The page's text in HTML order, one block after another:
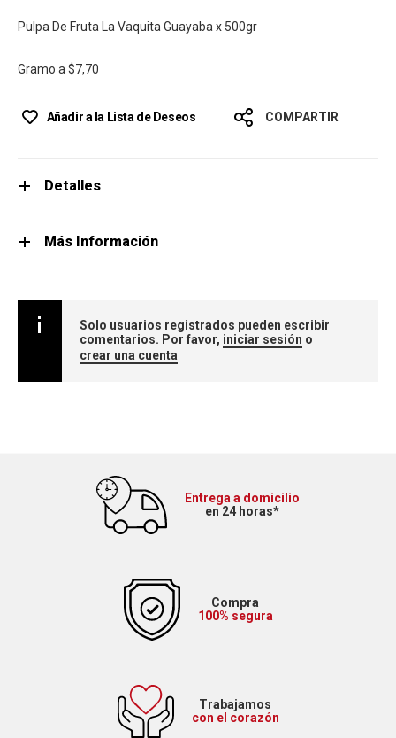
Pulpa De Fruta La Vaquita Guayaba x 500gr
Gramo a $7,70
Añadir a la Lista de Deseos COMPARTIR
Detalles
Más Información
Solo usuarios registrados pueden escribir
comentarios. Por favor, iniciar sesión o
crear una cuenta
Entrega a domicilio
en 24 horas*
Compra
100% segura
Trabajamos
con el corazón